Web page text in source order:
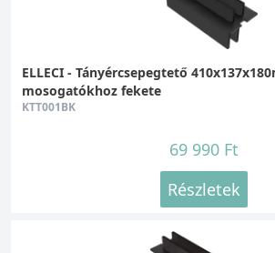
ELLECI - Tányércsepegtető
mosogatókhoz fekete
KTT001BK
69 990 Ft
Részletek